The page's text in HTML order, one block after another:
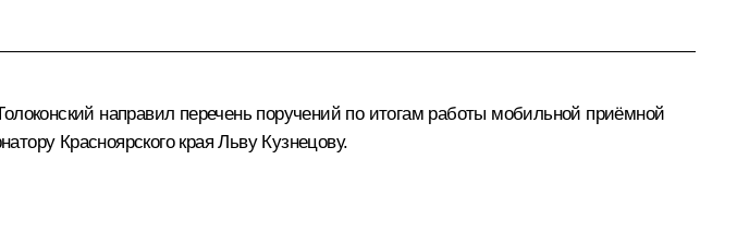
направил перечень поручений по итогам работы мобильной приёмной
Красноярского краяЛьву Кузнецову.